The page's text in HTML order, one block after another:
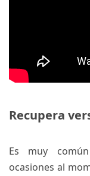
Recupera
Es muy
ocasiones al